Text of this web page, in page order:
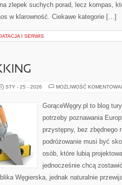
zlepek suchych porad, lecz kompas,
w klarowność. Ciekawe kategorie […]
I SERWIS
STY - 25 - 2026 MOŻLIWOŚĆ
GorąceWęgry.pl to blog
potrzeby poznawania
przystępny, bez zbędnego
podróżowanie musi być
osób, które lubią
jednocześnie chcą
Węgierska, jednak naturalnie